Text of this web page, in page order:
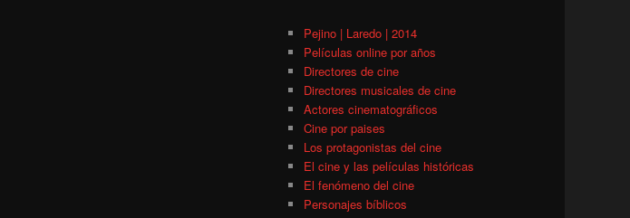
Pejino | Laredo | 2014
Películas online por años
Directores de cine
Directores musicales de cine
Actores cinematográficos
Cine por paises
Los protagonistas del cine
El cine y las películas históricas
El fenómeno del cine
Personajes bíblicos